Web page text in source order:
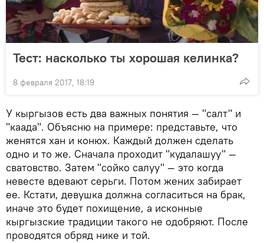
Тест: насколько ты хорошая келинка?
8 февраля 2017, 18:19
У кыргызов есть два важных понятия — "салт" и
"каада". Объясню на примере: представьте, что
женятся хан и конюх. Каждый должен сделать
одно и то же. Сначала проходит "кудалашуу" —
сватовство. Затем "сойко салуу" — это когда
невесте вдевают серьги. Потом жених забирает
ее. Кстати, девушка должна согласиться на брак,
иначе это будет похищение, а исконные
кыргызские традиции такого не одобряют. После
проводятся обряд нике и той.